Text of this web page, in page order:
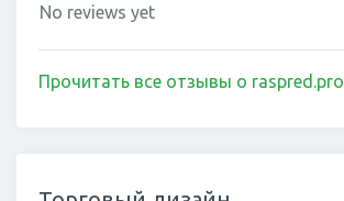
No reviews yet
Прочитать все отзывы о raspred.pro